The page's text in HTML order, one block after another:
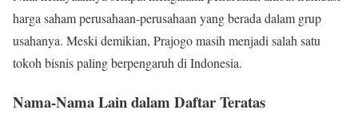
harga saham perusahaan-perusahaan yang berada dalam grup
usahanya. Meski demikian, Prajogo masih menjadi salah satu
tokoh bisnis paling berpengaruh di Indonesia.
Nama-Nama Lain dalam Daftar Teratas